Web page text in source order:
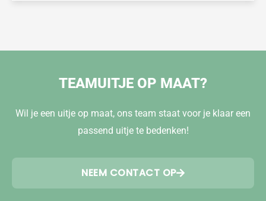
TEAMUITJE OP MAAT?
Wil je een uitje op maat, ons team staat voor je klaar een
passend uitje te bedenken!
NEEM CONTACT OP